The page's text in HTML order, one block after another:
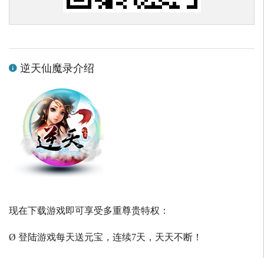
逆天仙魔录介绍
现在下载游戏即可享受多重尊贵特权：
Ø 登陆游戏每天送元宝，连续7天，天天不断！